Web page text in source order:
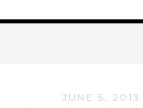
JUNE 5, 2013